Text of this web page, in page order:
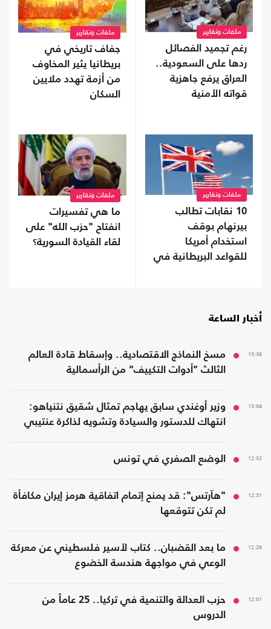
ملفات وتقارير
رغم تجميد الفصائل
ردها على السعودية..
العراق يرفع جاهزية
قواته الأمنية
ملفات وتقارير
جفاف تاريخي في
بريطانيا يثير المخاوف
من أزمة تهدد ملايين
السكان
ملفات وتقارير
10 نقابات تطالب
بيرنهام بوقف
استخدام أمريكا
للقواعد البريطانية في
ملفات وتقارير
ما هي تفسيرات
انفتاح "حزب الله" على
لقاء القيادة السورية؟
أخبار الساعة
13:36
مسخ النماذج الاقتصادية.. وإسقاط قادة العالم
الثالث "أدوات التكييف" من الرأسمالية
13:04
وزير أوغندي سابق يهاجم تمثال شقيق نتنياهو:
انتهاك للدستور والسيادة وتشويه لذاكرة عنتيبي
12:32 الوضع الصفري في تونس
12:31
"هآرتس": قد يمنح إتمام اتفاقية هرمز إيران مكافأة
لم تكن تتوقعها
12:26
ما بعد القضبان.. كتاب لأسير فلسطيني عن معركة
الوعي في مواجهة هندسة الخضوع
12:01
حزب العدالة والتنمية في تركيا.. 25 عاماً من
الدروس